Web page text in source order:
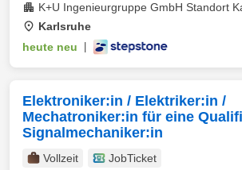
K+U Ingenieurgruppe GmbH Standort
Karlsruhe
heute neu
Elektroniker:in / Elektriker:in /
Mechatroniker:in für eine
Signalmechaniker:in
Vollzeit
JobTicket